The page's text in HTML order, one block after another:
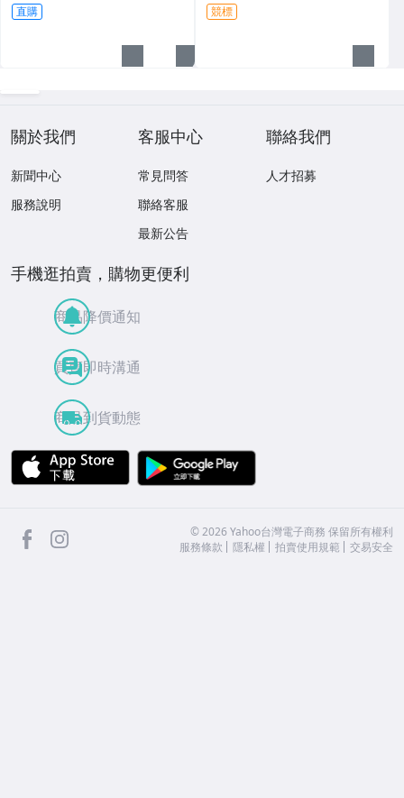
直購 競標
關於我們
新聞中心
服務說明
客服中心
常見問答
聯絡客服
最新公告
聯絡我們
人才招募
手機逛拍賣，購物更便利
商品降價通知
買賣即時溝通
商品到貨動態
APP Store
facebook ©2026 Yahoo台灣電子商務 保留所有權利
服務條款
隱私權 拍賣使用規範 交易安全